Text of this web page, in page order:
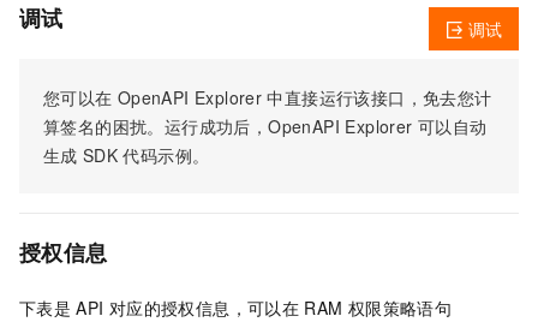
调试
您可以在 OpenAPI Explorer 中直接运行该接口，免去您计
算签名的困扰。运行成功后，OpenAPI Explorer 可以自动
生成 SDK 代码示例。
调试
授权信息
下表是 API 对应的授权信息，可以在 RAM 权限策略语句